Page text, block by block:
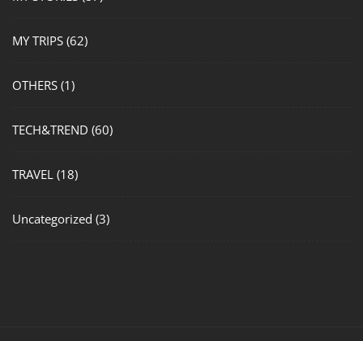
MY TRIPS (62)
OTHERS (1)
TECH&TREND (60)
TRAVEL (18)
Uncategorized (3)